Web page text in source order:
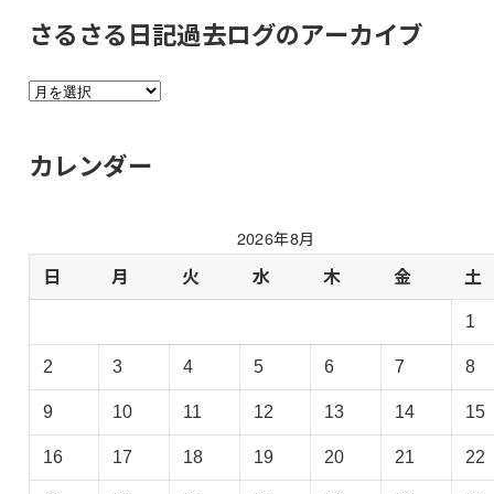
さるさる日記過去ログのアーカイブ
さ
る
過
去
ロ
の
ア
ー
カ
イ
ブ
カレンダー
2026年8月
日 月 火 水 木 金 土
1
2 3 4 5 6 7 8
9 10 11 12 13 14 15
16 17 18 19 20 21 22